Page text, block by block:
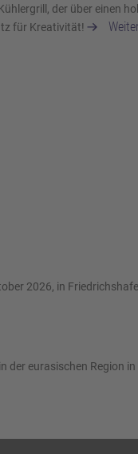
der über einen
für Kreativität!
2026, in
eurasischen Region